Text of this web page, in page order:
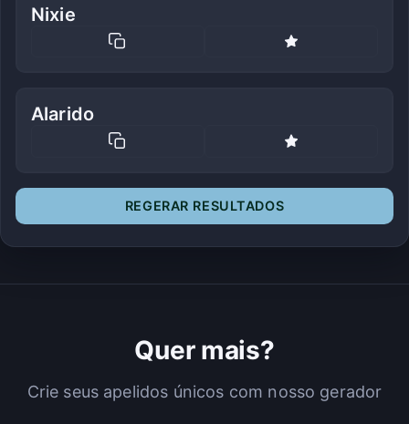
Nixie
Alarido
REGERAR RESULTADOS
Quer mais?
Crie seus apelidos únicos com nosso gerador